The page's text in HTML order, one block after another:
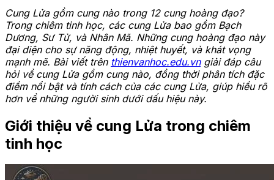
Cung Lửa gồm cung nào trong 12 cung hoàng đạo?
Trong chiêm tinh học, các cung Lửa bao gồm Bạch
Dương, Sư Tử, và Nhân Mã. Những cung hoàng đạo này
đại diện cho sự năng động, nhiệt huyết, và khát vọng
mạnh mẽ. Bài viết trên thienvanhoc.edu.vngiải đáp câu
hỏi về cung Lửa gồm cung nào, đồng thời phân tích đặc
điểm nổi bật và tính cách của các cung Lửa, giúp hiểu rõ
hơn về những người sinh dưới dấu hiệu này.
Giới thiệu về cung Lửa trong chiêm
tinh học